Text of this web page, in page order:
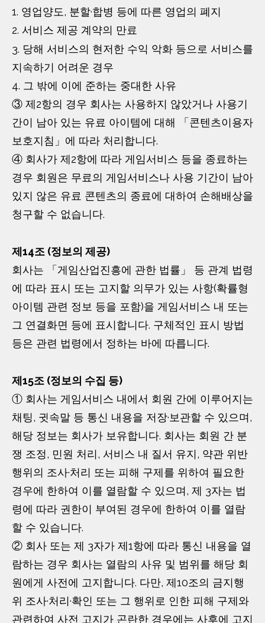
1. 영업양도, 분할·합병 등에 따른 영업의 폐지
2. 서비스 제공 계약의 만료
3. 당해 서비스의 현저한 수익 악화 등으로 서비스를
지속하기 어려운 경우
4. 그 밖에 이에 준하는 중대한 사유
③ 제2항의 경우 회사는 사용하지 않았거나 사용기
간이 남아 있는 유료 아이템에 대해 「콘텐츠이용자
보호지침」에 따라 처리합니다.
④ 회사가 제2항에 따라 게임서비스 등을 종료하는
경우 회원은 무료의 게임서비스나 사용 기간이 남아
있지 않은 유료 콘텐츠의 종료에 대하여 손해배상을
청구할 수 없습니다.
제14조 (정보의 제공)
회사는 「게임산업진흥에 관한 법률」 등 관계 법령
에 따라 표시 또는 고지할 의무가 있는 사항(확률형
아이템 관련 정보 등을 포함)을 게임서비스 내 또는
그 연결화면 등에 표시합니다. 구체적인 표시 방법
등은 관련 법령에서 정하는 바에 따릅니다.
제15조 (정보의 수집 등)
① 회사는 게임서비스 내에서 회원 간에 이루어지는
채팅, 귓속말 등 통신 내용을 저장·보관할 수 있으며,
해당 정보는 회사가 보유합니다. 회사는 회원 간 분
쟁 조정, 민원 처리, 서비스 내 질서 유지, 약관 위반
행위의 조사·처리 또는 피해 구제를 위하여 필요한
경우에 한하여 이를 열람할 수 있으며, 제 3자는 법
령에 따라 권한이 부여된 경우에 한하여 이를 열람
할 수 있습니다.
② 회사 또는 제 3자가 제1항에 따라 통신 내용을 열
람하는 경우 회사는 열람의 사유 및 범위를 해당 회
원에게 사전에 고지합니다. 다만, 제10조의 금지행
위 조사·처리·확인 또는 그 행위로 인한 피해 구제와
관련하여 사전 고지가 곤란한 경우에는 사후에 고지